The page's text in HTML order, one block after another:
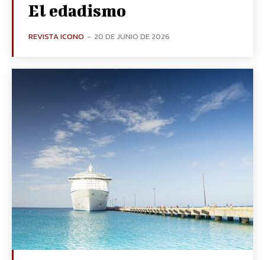
El edadismo
REVISTA ICONO - 20 DE JUNIO DE 2026